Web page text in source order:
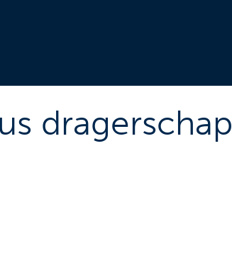
dragerschap